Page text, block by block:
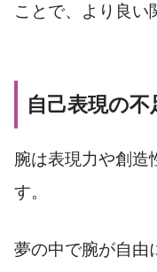
ことで、より良い
自己表現の不
腕は表現力や創造
す。
夢の中で腕が自由